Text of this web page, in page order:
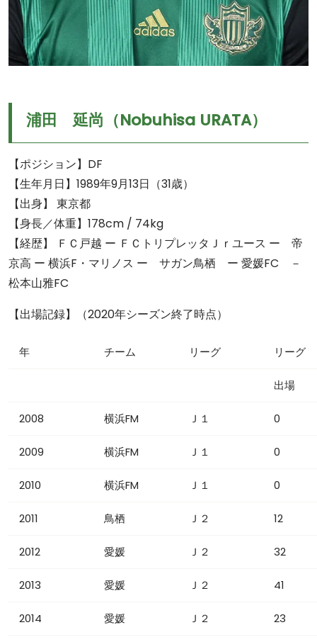
浦田 延尚（Nobuhisa URATA）
【ポジション】DF
【生年月日】1989年9月13日（31歳）
【出身】 東京都
【身長／体重】178cm / 74kg
【経歴】 ＦＣ戸越 ー ＦＣトリプレッタＪｒユース ー 帝
京高 ー 横浜F・マリノス ー サガン鳥栖 ー 愛媛FC －
松本山雅FC
【出場記録】（2020年シーズン終了時点）
年 チーム リーグ リーグ
出場
2008 横浜FM Ｊ１ 0
2009 横浜FM Ｊ１ 0
2010 横浜FM Ｊ１ 0
2011 鳥栖 Ｊ２ 12
2012 愛媛 Ｊ２ 32
2013 愛媛 Ｊ２ 41
2014 愛媛 Ｊ２ 23